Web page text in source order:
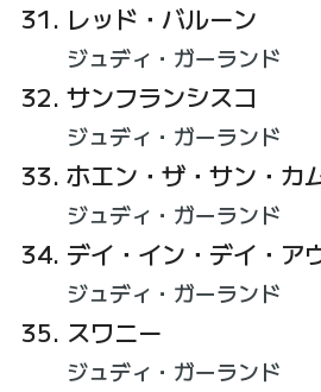
レッド・バルーン
ジュディ・ガーランド
サンフランシスコ
ジュディ・ガーランド
ホエン・ザ・サン・カ
ジュディ・ガーランド
デイ・イン・デイ・ア
ジュディ・ガーランド
スワニー
ジュディ・ガーランド